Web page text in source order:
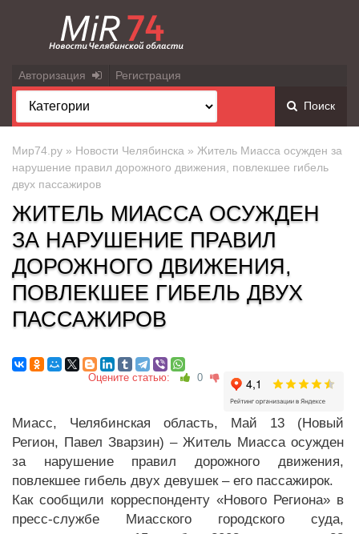
Авторизация Регистрация
Поиск
Мир74.ру » Новости Челябинска » Житель Миасса осужден за
нарушение правил дорожного движения, повлекшее гибель
двух пассажиров
ЖИТЕЛЬ МИАССА ОСУЖДЕН
ЗА НАРУШЕНИЕ ПРАВИЛ
ДОРОЖНОГО ДВИЖЕНИЯ,
ПОВЛЕКШЕЕ ГИБЕЛЬ ДВУХ
ПАССАЖИРОВ
Оцените статью: 0
Миасс, Челябинская область, Май 13 (Новый
Регион, Павел Зварзин) – Житель Миасса осужден
за нарушение правил дорожного движения,
повлекшее гибель двух девушек – его пассажирок.
Как сообщили корреспонденту «Нового Региона» в
пресс-службе Миасского городского суда,